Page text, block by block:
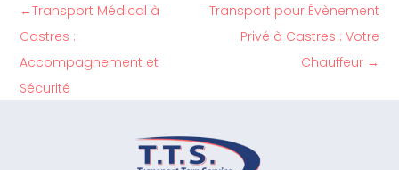
←Transport Médical à
Castres :
Accompagnement et
Sécurité
Transport pour Évènement
Privé à Castres : Votre
Chauffeur →